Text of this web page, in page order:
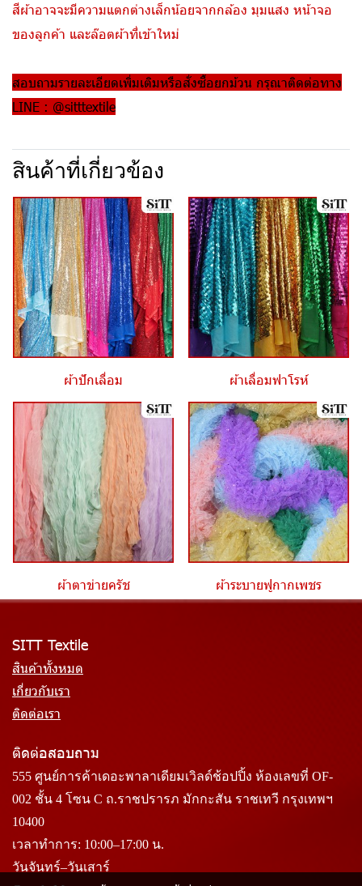
สีผ้าอาจจะมีความแตกต่างเล็กน้อยจากกล้อง มุมแสง หน้าจอ
ของลูกค้า และล๊อตผ้าที่เข้าใหม่
สอบถามรายละเอียดเพิ่มเติมหรือสั่งซื้อยกม้วน กรุณาติดต่อทาง
LINE : @sitttextile
สินค้าที่เกี่ยวข้อง
ผ้าปักเลื่อม ผ้าเลื่อมฟาโรห์
ผ้าตาข่ายครัช ผ้าระบายฟูกากเพชร
SITT Textile
สินค้าทั้งหมด
เกี่ยวกับเรา
ติดต่อเรา
ติดต่อสอบถาม
555 ศูนย์การค้าเดอะพาลาเดียมเวิลด์ช้อปปิ้ง ห้องเลขที่ OF-
002 ชั้น 4 โซน C ถ.ราชปรารภ มักกะสัน ราชเทวี กรุงเทพฯ
10400
เวลาทำการ: 10:00–17:00 น.
วันจันทร์–วันเสาร์